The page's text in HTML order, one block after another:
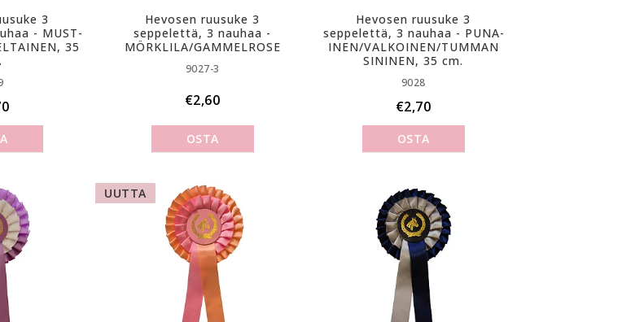
3
- M­U­S­T­
35
Hevosen ruusuke 3
seppelettä, 3 nauhaa -
MÖRKLILA/GAMMELROSE
9027-3
€2,60
OSTA
Hevosen ruusuke 3
seppelettä, 3 nauhaa - P­U­N­A­
I­N­E­N­/­V­A­L­K­O­I­N­E­N­/­T­U­M­M­A­N
SININEN, 35 cm.
9028
€2,70
OSTA
UUTTA